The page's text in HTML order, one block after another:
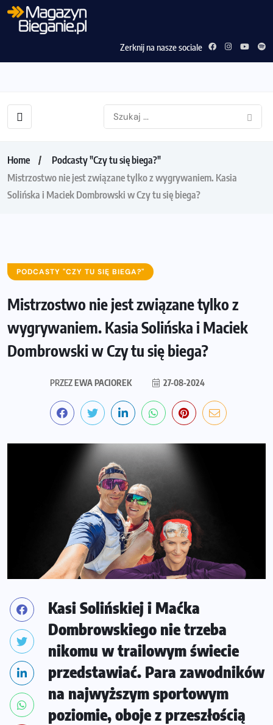
Zerknij na nasze sociale
Home
Podcasty "Czy tu się biega?"
Mistrzostwo nie jest związane tylko z wygrywaniem. Kasia
Solińska i Maciek Dombrowski w Czy tu się biega?
PODCASTY "CZY TU SIĘ BIEGA?"
Mistrzostwo nie jest związane tylko z
wygrywaniem. Kasia Solińska i Maciek
Dombrowski w Czy tu się biega?
PRZEZEWA PACIOREK 27-08-2024
Kasi Solińskiej i Maćka
Dombrowskiego nie trzeba
nikomu w trailowym świecie
przedstawiać. Para zawodników
na najwyższym sportowym
poziomie, oboje z przeszłością